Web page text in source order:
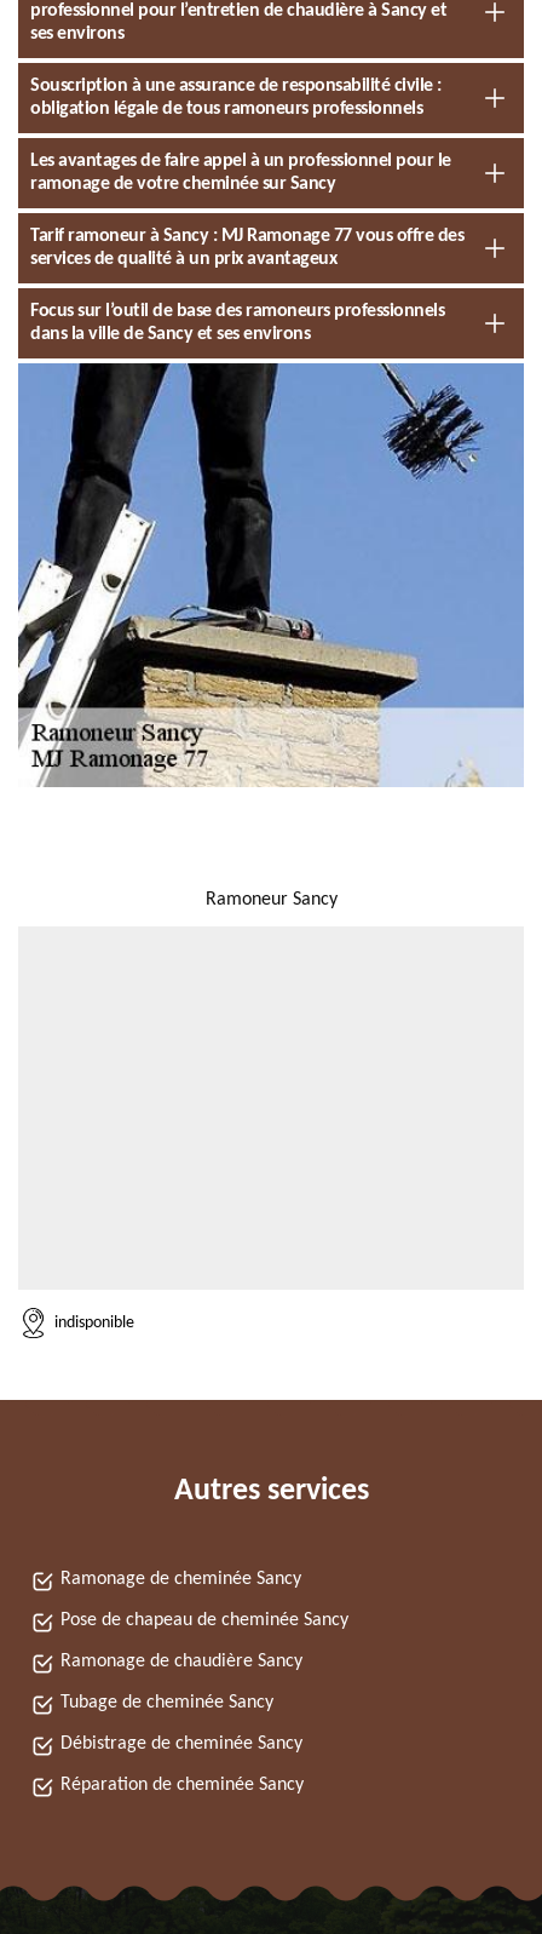
professionnel pour l’entretien de chaudière à Sancy et
ses environs
Souscription à une assurance de responsabilité civile :
obligation légale de tous ramoneurs professionnels
Les avantages de faire appel à un professionnel pour le
ramonage de votre cheminée sur Sancy
Tarif ramoneur à Sancy : MJ Ramonage 77 vous offre des
services de qualité à un prix avantageux
Focus sur l’outil de base des ramoneurs professionnels
dans la ville de Sancy et ses environs
Ramoneur Sancy
indisponible
Autres services
Ramonage de cheminée Sancy
Pose de chapeau de cheminée Sancy
Ramonage de chaudière Sancy
Tubage de cheminée Sancy
Débistrage de cheminée Sancy
Réparation de cheminée Sancy